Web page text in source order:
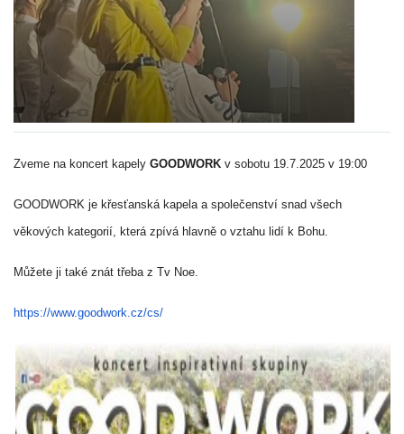
© 2026 eStránky.cz |Závadný obsah? |Zpracování dat
Zveme na koncert kapely GOODWORK v sobotu 19.7.2025 v 19:00
GOODWORK je křesťanská kapela a společenství snad všech
věkových kategorií, která zpívá hlavně o vztahu lidí k Bohu.
Můžete ji také znát třeba z Tv Noe.
https://www.goodwork.cz/cs/